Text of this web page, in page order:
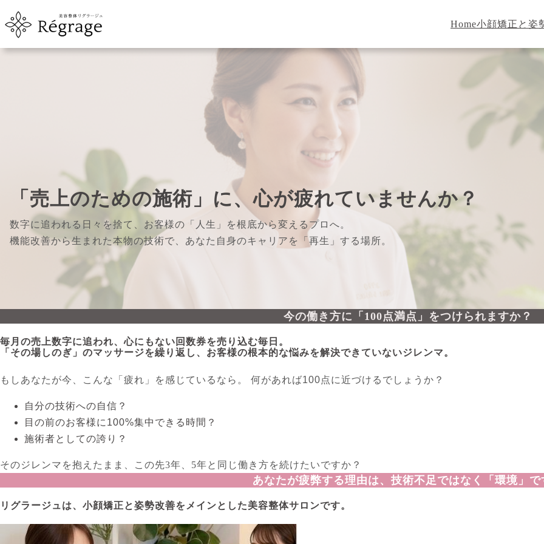
容
Home小顔矯正と姿
「売上のための施術」に、心が疲れていませんか？
数字に追われる日々を捨て、お客様の「人生」を根底から変えるプロへ。
機能改善から生まれた本物の技術で、あなた自身のキャリアを「再生」する場所。
今の働き方に「100点満点」をつけられますか？
毎月の売上数字に追われ、心にもない回数券を売り込む毎日。
「その場しのぎ」のマッサージを繰り返し、お客様の根本的な悩みを解決できていないジレンマ。
もしあなたが今、こんな「疲れ」を感じているなら。 何があれば100点に近づけるでしょうか？
自分の技術への自信？
目の前のお客様に100%集中できる時間？
施術者としての誇り？
そのジレンマを抱えたまま、この先3年、5年と同じ働き方を続けたいですか？
あなたが疲弊する理由は、技術不足ではなく「環境」で
リグラージュは、小顔矯正と姿勢改善をメインとした美容整体サロンです。